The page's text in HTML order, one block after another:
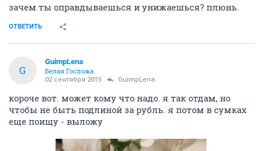
зачем ты оправдываешься и унижаешься? плюнь.
ОТВЕТИТЬ
G
GuimpLena
Белая Госпожа
02 сентября 2015 GuimpLena
короче вот. может кому что надо. я так отдам, но
чтобы не быть подлиной за рубль. я потом в сумках
еще поищу - выложу